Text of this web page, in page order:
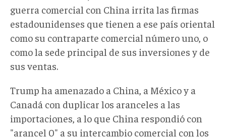
guerra comercial con China irrita las firmas
estadounidenses que tienen a ese país oriental
como su contraparte comercial número uno, o
como la sede principal de sus inversiones y de
sus ventas.
Trump ha amenazado a China, a México y a
Canadá con duplicar los aranceles a las
importaciones, a lo que China respondió con
"arancel 0" a su intercambio comercial con los